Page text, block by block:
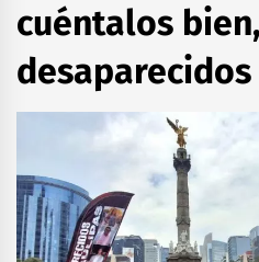
cuéntalos
desaparecidos